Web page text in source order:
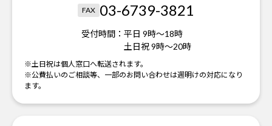
FAX 03-6739-3821
受付時間： 平日 9時～18時
土日祝 9時～20時
※土日祝は個人窓口へ転送されます。
※公費払いのご相談等、一部のお問い合わせは週明けの対応になり
ます。